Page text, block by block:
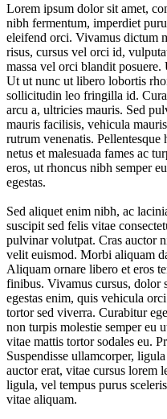
Lorem ipsum dolor sit amet,
nibh fermentum, imperdiet
eleifend orci. Vivamus dictum
risus, cursus vel orci id,
massa vel orci blandit
Ut ut nunc ut libero lobortis
sollicitudin leo fringilla id.
arcu a, ultricies mauris. Sed
mauris facilisis, vehicula
rutrum venenatis. Pellentesque
netus et malesuada fames ac
eros, ut rhoncus nibh semper
egestas.
Sed aliquet enim nibh, ac
suscipit sed felis vitae
pulvinar volutpat. Cras auctor
velit euismod. Morbi aliquam
Aliquam ornare libero et eros
finibus. Vivamus cursus, dolor
egestas enim, quis vehicula
tortor sed viverra. Curabitur
non turpis molestie semper eu
vitae mattis tortor sodales eu.
Suspendisse ullamcorper,
auctor erat, vitae cursus lorem
ligula, vel tempus purus
vitae aliquam.